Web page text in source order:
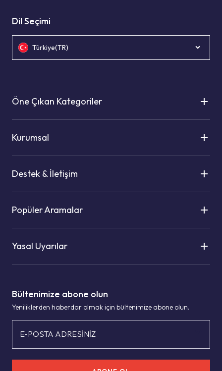
Bültenimize abone olun
Yeniliklerden haberdar olmak için bültenimize abone olun.
E-POSTA ADRESİNİZ
Dil Seçimi
Türkiye(TR)
Öne Çıkan Kategoriler
Kurumsal
Destek & İletişim
Popüler Aramalar
Yasal Uyarılar